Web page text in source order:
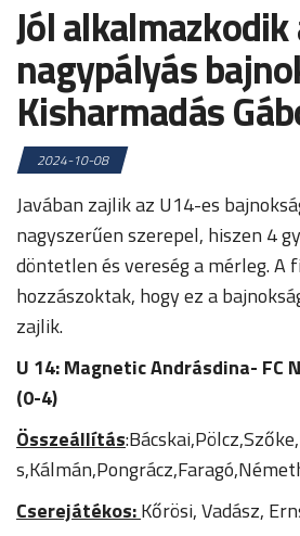
Jól alkalmazkodik
nagypályás
Kisharmadás
2024-10-08
Javában zajlik az U14-es
nagyszerűen szerepel, hiszen 4
döntetlen és vereség a mérleg. A
hozzászoktak, hogy ez a
zajlik.
U 14: Magnetic Andrásdina- FC
(0-4)
Összeállítás
Cserejátékos:Kőrösi, Vadász,